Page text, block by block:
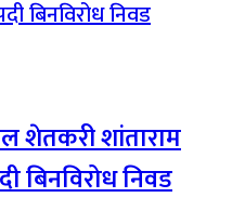
शेतकरी शांताराम
निवड